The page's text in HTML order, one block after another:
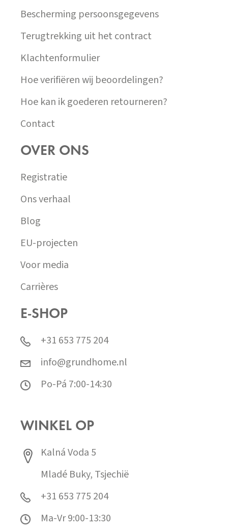
Bescherming persoonsgegevens
Terugtrekking uit het contract
Klachtenformulier
Hoe verifiëren wij beoordelingen?
Hoe kan ik goederen retourneren?
Contact
OVER ONS
Registratie
Ons verhaal
Blog
EU-projecten
Voor media
Carrières
E-SHOP
+31 653 775 204
info@grundhome.nl
Po-Pá 7:00-14:30
WINKEL OP
Kalná Voda 5
Mladé Buky, Tsjechië
+31 653 775 204
Ma-Vr 9:00-13:30